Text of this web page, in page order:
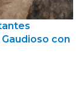
con